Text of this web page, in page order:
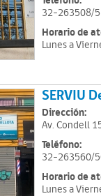
32-263508/
Horario de
Lunes a
SERVIU
Dirección:
Av. Condell
Teléfono:
32-263560/
Horario de
Lunes a